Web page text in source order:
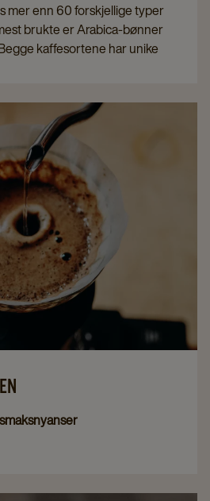
mer enn 60 forskjellige typer
brukte er Arabica-bønner
kaffesortene har unike